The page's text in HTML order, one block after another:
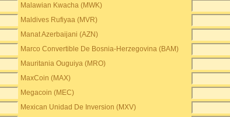
Malawian Kwacha (MWK)
Maldives Rufiyaa (MVR)
Manat Azerbaijani (AZN)
Marco Convertible De Bosnia-Herzegovina (BAM)
Mauritania Ouguiya (MRO)
MaxCoin (MAX)
Megacoin (MEC)
Mexican Unidad De Inversion (MXV)